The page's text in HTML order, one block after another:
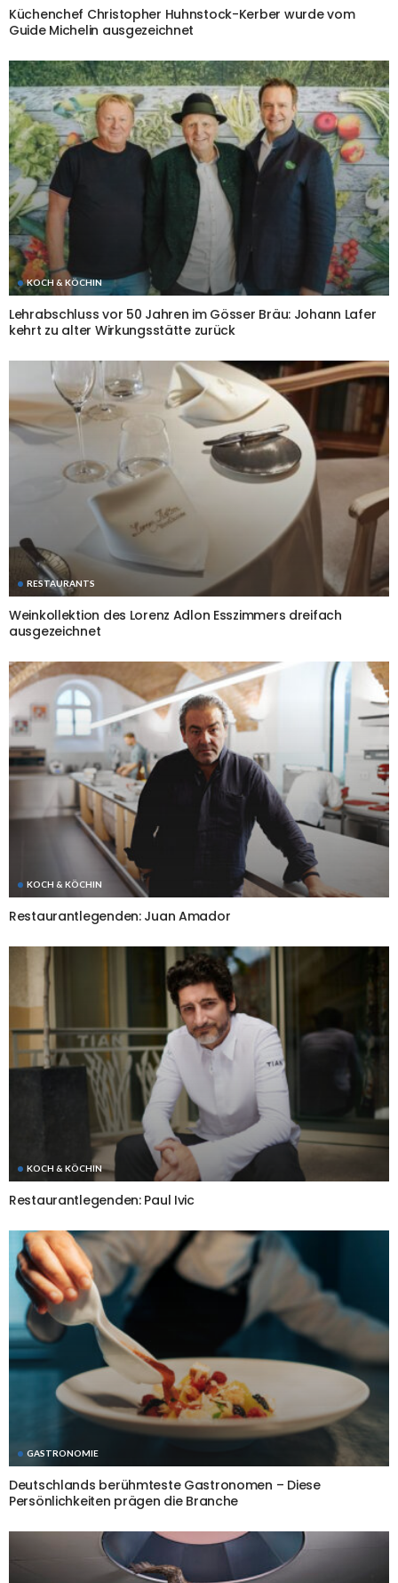
Küchenchef Christopher Huhnstock-Kerber wurde vom
Guide Michelin ausgezeichnet
KOCH & KÖCHIN
Lehrabschluss vor 50 Jahren im Gösser Bräu: Johann Lafer
kehrt zu alter Wirkungsstätte zurück
RESTAURANTS
Weinkollektion des Lorenz Adlon Esszimmers dreifach
ausgezeichnet
KOCH & KÖCHIN
Restaurantlegenden: Juan Amador
KOCH & KÖCHIN
Restaurantlegenden: Paul Ivic
GASTRONOMIE
Deutschlands berühmteste Gastronomen – Diese
Persönlichkeiten prägen die Branche